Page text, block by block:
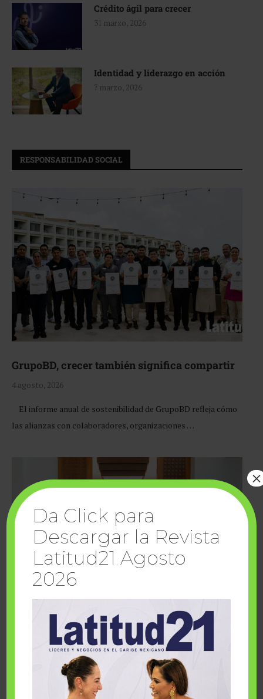
Crédito ágil para crecer
31 marzo, 2026
Identidad y liderazgo en acción
7 marzo, 2026
RESPONSABILIDAD SOCIAL
GrupoBD, crecer también significa compartir
4 agosto, 2026
El informe anual de sostenibilidad de GrupoBD refleja cómo
las alianzas con colaboradores, organizaciones …
Cuando la solidaridad inspira; cumplen
sueños Fairmont Mayakoba y Make-A-Wish
Da Click para
Descargar la Revista
Latitud21 Agosto
2026
×